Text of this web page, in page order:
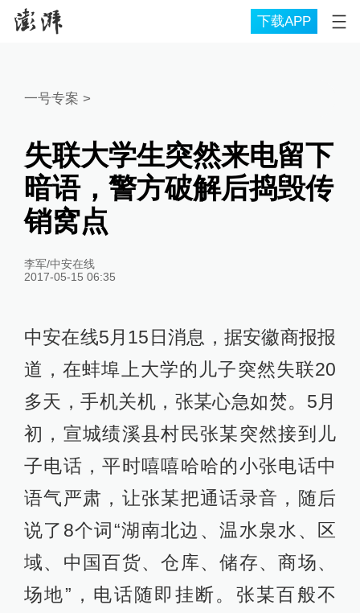
下载APP
一号专案 >
失联大学生突然来电留下
暗语，警方破解后捣毁传
销窝点
李军/中安在线
2017-05-15 06:35
中安在线5月15日消息，据安徽商报报
道，在蚌埠上大学的儿子突然失联20
多天，手机关机，张某心急如焚。5月
初，宣城绩溪县村民张某突然接到儿
子电话，平时嘻嘻哈哈的小张电话中
语气严肃，让张某把通话录音，随后
说了8个词“湖南北边、温水泉水、区
域、中国百货、仓库、储存、商场、
场地”，电话随即挂断。张某百般不